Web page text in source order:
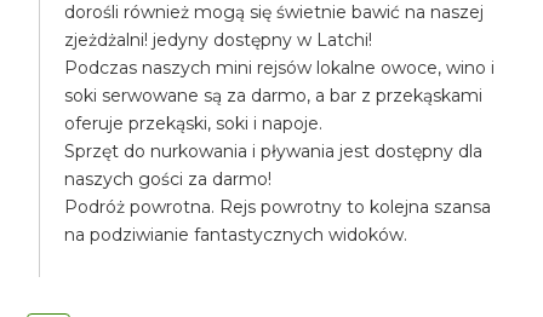
dorośli również mogą się świetnie bawić na naszej
zjeżdżalni! jedyny dostępny w Latchi!
Podczas naszych mini rejsów lokalne owoce, wino i
soki serwowane są za darmo, a bar z przekąskami
oferuje przekąski, soki i napoje.
Sprzęt do nurkowania i pływania jest dostępny dla
naszych gości za darmo!
Podróż powrotna. Rejs powrotny to kolejna szansa
na podziwianie fantastycznych widoków.